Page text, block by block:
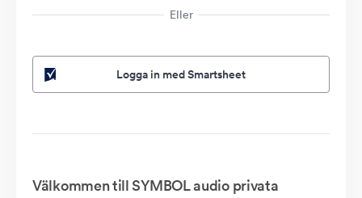
Eller
Logga in med Smartsheet
Välkommen till SYMBOL audio privata